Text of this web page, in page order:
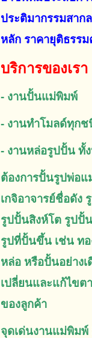
ประติมากรรมสาก
หลัก ราคายุติธรร
บริการของเรา
- งานปั้นแม่พิมพ์
- งานทำโมลด์ทุกช
- งานหล่อรูปปั้น ทั้
ต้องการปั้นรูปพ่อแ
เกจิอาจารย์ชื่อดัง
รูปปั้นสิงห์โต รูปปั้
รูปที่ปั้นขึ้น เช่น ทอ
หล่อ หรือปั้นอย่างเ
เปลี่ยนและแก้ไขต
ของลูกค้า
จุดเด่นงานแม่พิมพ์